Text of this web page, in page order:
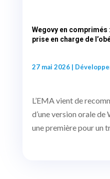
Wegovy en comprimés
prise en charge de
27 mai 2026|
L’EMA vient de
d’une version orale
une première pour un